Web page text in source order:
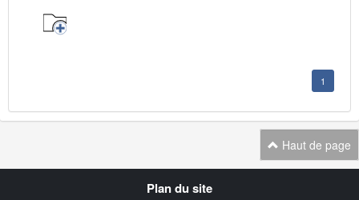
1
Haut de page
Plan du site